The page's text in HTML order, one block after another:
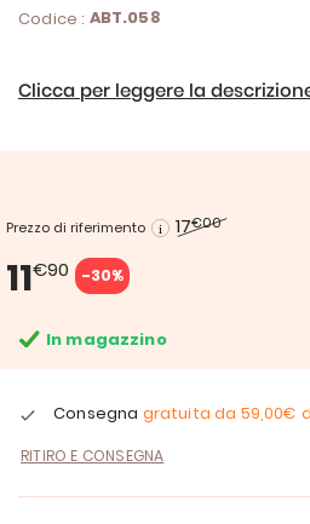
Codice : ABT.058
Clicca per leggere la
Prezzo di riferimento 17€00
11€90 -30%
In magazzino
Consegna gratuita da 59,00€
RITIRO E CONSEGNA